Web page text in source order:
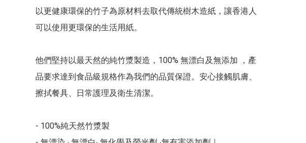
以更健康環保的竹子為原材料去取代傳統樹木造紙，讓香港人
可以使用更環保的生活用紙。
他們堅持以最天然的純竹漿製造，100% 無漂白及無添加 ，產
品要求達到食品級規格作為我們的品質保證。安心接觸肌膚、
擦拭餐具、日常護理及衛生清潔。
- 100%純天然竹漿製